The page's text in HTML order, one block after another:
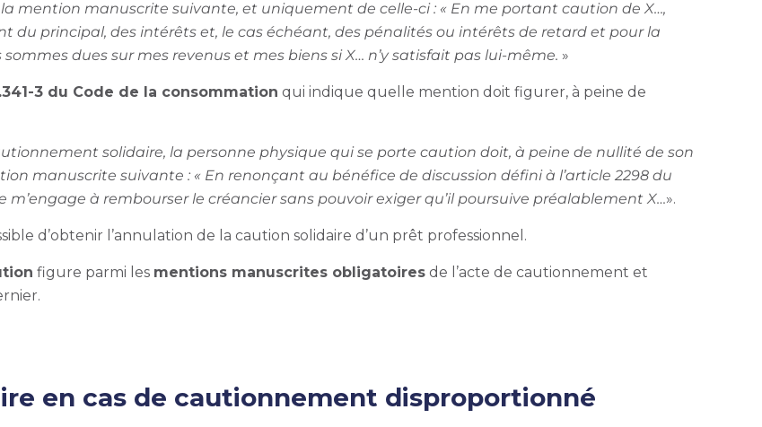
mention manuscrite suivante, et uniquement de celle-ci : « En me portant caution de X…,
du principal, des intérêts et, le cas échéant, des pénalités ou intérêts de retard et pour la
dues sur mes revenus et mes biens si X… n’y satisfait pas lui-même. »
3 du Code de la consommation qui indique quelle mention doit figurer, à peine de
solidaire, la personne physique qui se porte caution doit, à peine de nullité de son
manuscrite suivante : « En renonçant au bénéfice de discussion défini à l’article 2298 du
à rembourser le créancier sans pouvoir exiger qu’il poursuive préalablement X…».
d’obtenir l’annulation de la caution solidaire d’un prêt professionnel.
figure parmi les mentions manuscrites obligatoires de l’acte de cautionnement et
en cas de cautionnement disproportionné